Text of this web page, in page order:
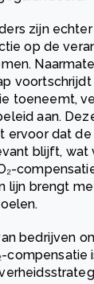
zijn
op de
toeneemt,
aan.
ervoor dat
blijft, wat
lijn brengt
bedrijven
compensatie